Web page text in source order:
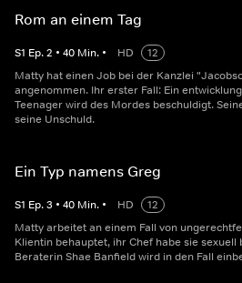
Rom an einem Tag
S1 Ep.2 • 40 Min. • HD
12
Matty hat einen Job bei der Kanzlei
angenommen. Ihr erster Fall: Ein
Teenager wird des Mordes beschuldigt.
seine Unschuld.
Ein Typ namens Greg
S1 Ep.3 • 40 Min. • HD
12
Matty arbeitet an einem Fall von
Klientin behauptet, ihr Chef habe sie sexuell
Beraterin Shae Banfield wird in den Fall